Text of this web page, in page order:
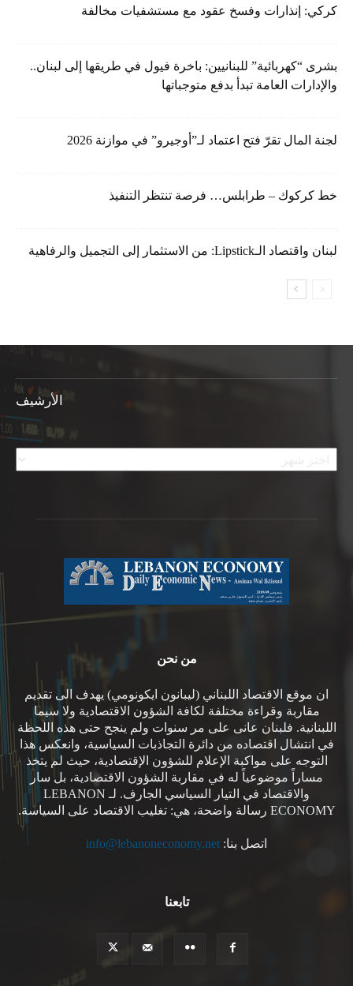
كركي: إنذارات وفسخ عقود مع مستشفيات مخالفة
بشرى “كهربائية” للبنانيين: باخرة فيول في طريقها إلى لبنان..
والإدارات العامة تبدأ بدفع متوجباتها
لجنة المال تقرّ فتح اعتماد لـ”أوجيرو” في موازنة 2026
خط كركوك – طرابلس… فرصة تنتظر التنفيذ
لبنان واقتصاد الـLipstick: من الاستثمار إلى التجميل والرفاهية
الأرشيف
الأرشيف
من نحن
ان موقع الاقتصاد اللبناني (ليبانون ايكونومي) يهدف الى تقديم
مقاربة وقراءة مختلفة لكافة الشؤون الاقتصادية ولا سيما
اللبنانية. فلبنان عانى على مر سنوات ولم ينجح حتى هذه اللحظة
في انتشال اقتصاده من دائرة التجاذبات السياسية، وانعكس هذا
التوجه على مواكبة الإعلام للشؤون الإقتصادية، حيث لم يتخذ
مساراً موضوعياً له في مقاربة الشؤون الاقتصادية، بل سار
والاقتصاد في التيار السياسي الجارف. لـ LEBANON
ECONOMY رسالة واضحة، هي: تغليب الاقتصاد على السياسة.
اتصل بنا: info@lebanoneconomy.net
تابعنا